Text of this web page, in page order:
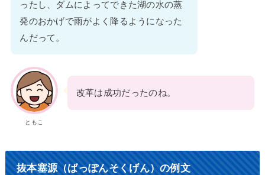
ったし、ダムによってできた湖の水の蒸
発のおかげで雨がよく降るようになった
んだって。
ともこ
改革は成功だったのね。
抜本塞源（ばっぽんそくげん）の例文